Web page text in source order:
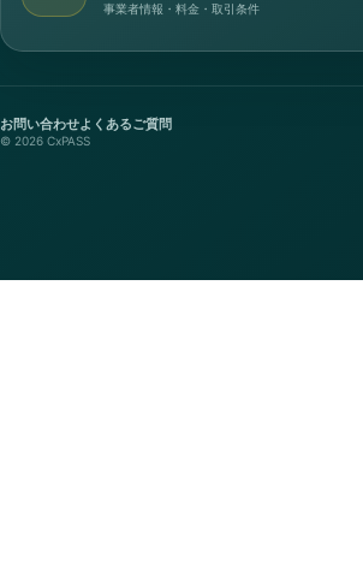
事業者情報・料金・取引条件
お問い合わせよくあるご質問
© 2026 CxPASS